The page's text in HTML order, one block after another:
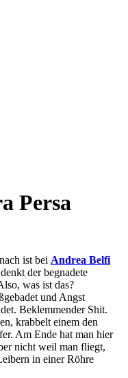
Persa
ist bei Andrea Belfi
denkt der begnadete
was ist das?
und Angst
Beklemmender Shit.
krabbelt einem den
Am Ende hat man hier
nicht weil man fliegt,
in einer Röhre